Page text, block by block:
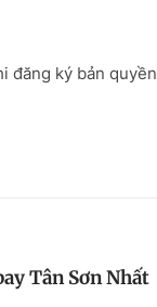
đăng ký bản quyền
Tân Sơn Nhất